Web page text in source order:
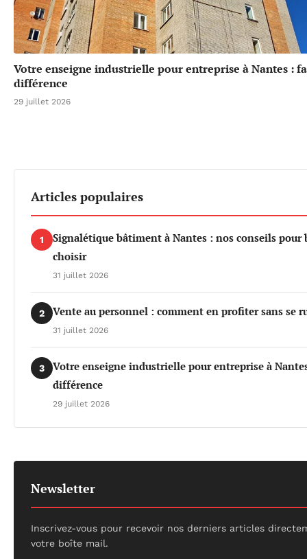
Votre enseigne industrielle pour entreprise à Nantes :
différence
29 juillet 2026
Articles populaires
1
Signalétique bâtiment à Nantes : nos conseils pour
choisir
31 juillet 2026
2 Vente au personnel : comment en profiter sans se
31 juillet 2026
3
Votre enseigne industrielle pour entreprise à
différence
29 juillet 2026
Newsletter
Inscrivez-vous pour recevoir nos derniers articles
votre boîte mail.